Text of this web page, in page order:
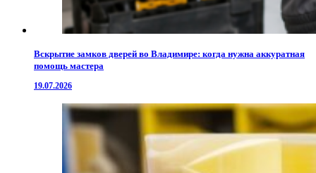
Вскрытие замков дверей во Владимире: когда нужна аккуратная
помощь мастера
19.07.2026